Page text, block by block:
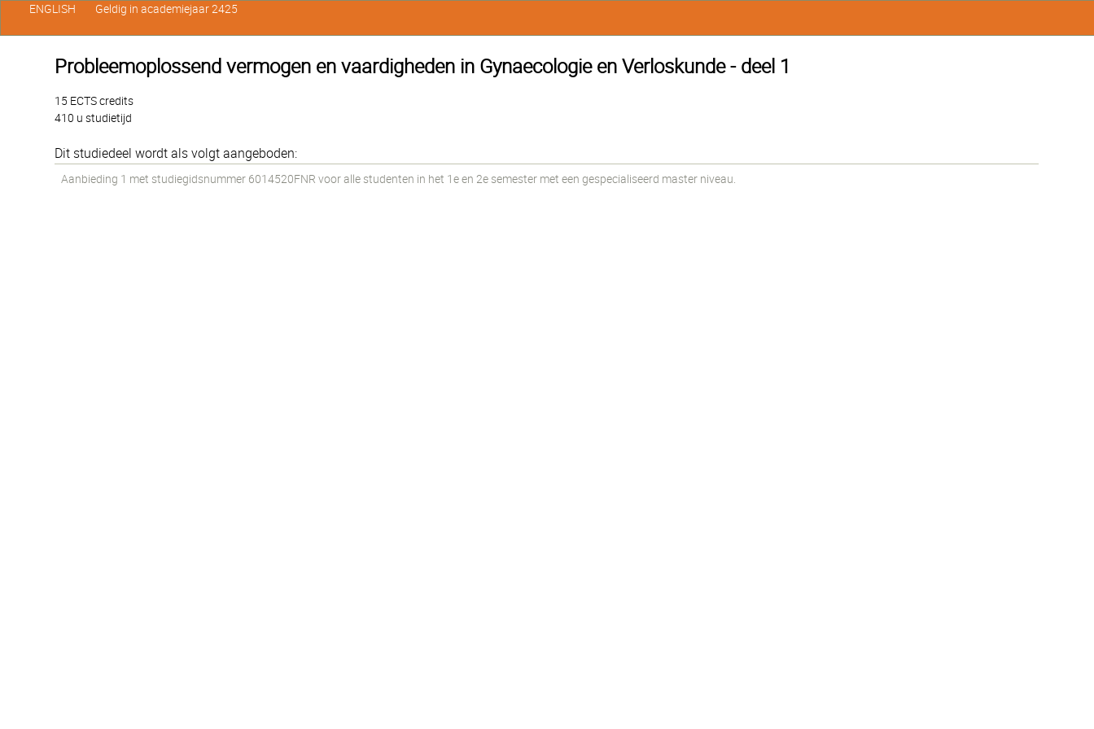
Probleemoplossend vermogen en vaardigheden in Gynaecologie en Verloskunde - deel 1
15 ECTS credits
410 u studietijd
Dit studiedeel wordt als volgt aangeboden:
Aanbieding 1 met studiegidsnummer 6014520FNR voor alle studenten in het 1e en 2e semester met een gespecialiseerd master niveau.
ENGLISH Geldig in academiejaar 2425